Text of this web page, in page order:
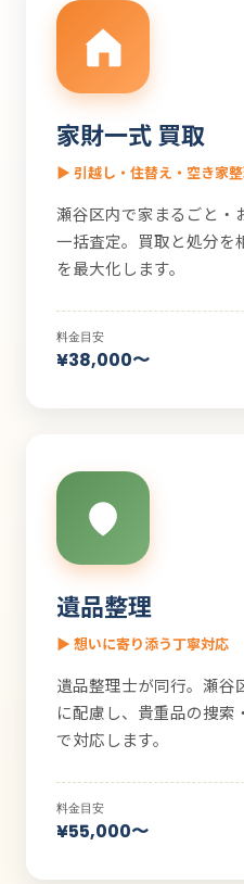
家財一式 買取
▶ 引越し・住替え・空き家
瀬谷区内で家まるごと・
一括査定。買取と処分を
を最大化します。
料金目安
¥38,000〜
遺品整理
▶ 想いに寄り添う丁寧対応
遺品整理士が同行。瀬谷
に配慮し、貴重品の捜索
で対応します。
料金目安
¥55,000〜